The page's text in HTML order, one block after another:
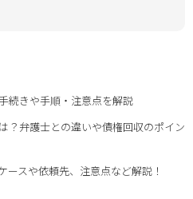
続きや手順・注意点を解説
？弁護士との違いや債権回収のポイン
スや依頼先、注意点など解説！